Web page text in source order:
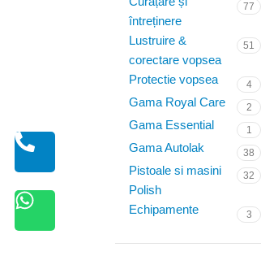
întreținere
77
Lustruire &
corectare vopsea
51
Protectie vopsea 4
Gama Royal Care 2
Gama Essential 1
Gama Autolak 38
Pistoale si masini
Polish
32
Echipamente 3